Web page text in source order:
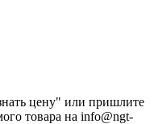
цену" или пришлите
товара на info@ngt-